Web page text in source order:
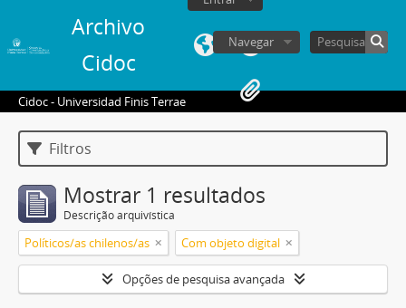
Archivo
Cidoc
Navegar
Cidoc - Universidad Finis Terrae
Filtros
Mostrar 1 resultados
Descrição arquivística
Políticos/as chilenos/as Com objeto digital
Opções de pesquisa avançada